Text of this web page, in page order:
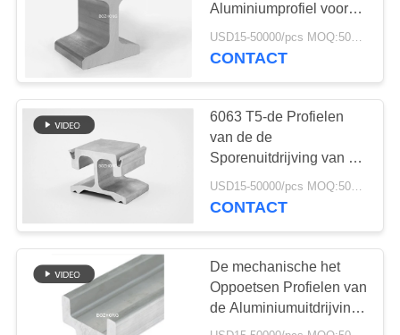
PRIVACY
POLICYroestvrijstalen
hulpstukken
19
roestvrij staal bar
Aluminiumprofiel voor
Vervoersleider Guide
CONTACT
6063 T5-de Profielen
van de de
Sporenuitdrijving van de
Aluminiumgids
USD15-50000/pcs MOQ:500kg
CONTACT
De mechanische het
Oppoetsen Profielen van
de Aluminiumuitdrijving
voor Leider Guide Rail